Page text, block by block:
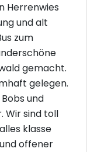
Herrenwies
und alt
zum
gemacht.
gelegen.
und
Wir sind toll
klasse
offener